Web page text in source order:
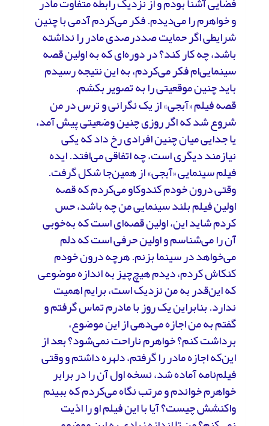
و خواهرم را می‌دیدم. فکر می‌کردم آدمی با چنین
شرایطی اگر حمایت صددرصدی مادر را نداشته
باشد، چه کار کند؟ در دوره‌ای که به اولین قصه
سینمایی‌ام فکر می‌کردم، به این نتیجه رسیدم
باید چنین موقعیتی را به تصویر بکشم.
قصه فیلم «آبجی» از یک نگرانی و ترس در من
شروع شد که اگر روزی چنین وضعیتی پیش آمد،
یا جدایی میان چنین افرادی رخ داد که یکی
نیازمند دیگری است، چه اتفاقی می‌افتد. ایده
فیلم سینمایی «آبجی» از همین‌جا شکل گرفت.
وقتی درون خودم کندوکاو می‌کردم که قصه‌
اولین فیلم بلند سینمایی من چه باشد، حس
کردم شاید این، اولین قصه‌ای است که به‌خوبی
آن را می‌شناسم و اولین حرفی است که دلم
می‌خواهد در سینما بزنم. هرچه درون خودم
کنکاش کردم، دیدم هیچ‌چیز به اندازه موضوعی
که این‌قدر به من نزدیک است، برایم اهمیت
ندارد. بنابراین یک روز با مادرم تماس گرفتم و
گفتم به من اجازه می‌دهی از این موضوع،
برداشت کنم؟ خواهرم ناراحت نمی‌شود؟ بعد از
این‌که اجازه مادر را گرفتم، دلهره داشتم و وقتی
فیلم‌نامه آماده شد، نسخه اول آن را در برابر
خواهرم خواندم و مرتب نگاه می‌کردم که ببینم
واکنشش چیست؟ آیا با این فیلم او را اذیت